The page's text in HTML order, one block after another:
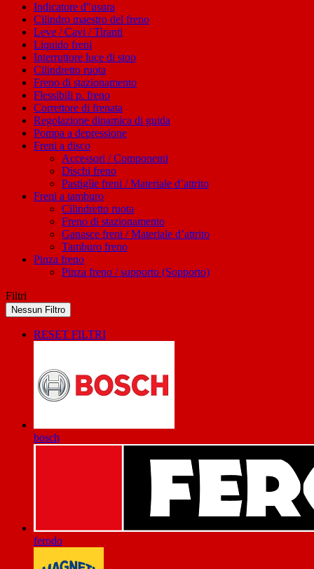
Indicatore d"usura
Cilindro maestro del freno
Leve / Cavi / Tiranti
Liquido freni
Interruttore luce di stop
Cilindretto ruota
Freno di stazionamento
Flessibili p. freno
Correttore di frenata
Regolazione dinamica di guida
Pompa a depressione
Freni a disco
Accessori / Componenti
Dischi freno
Pastiglie freni / Materiale d’attrito
Freni a tamburo
Cilindretto ruota
Freno di stazionamento
Ganasce freni / Materiale d’attrito
Tamburo freno
Pinza freno
Pinza freno / supporto (Sopporto)
Filtri
Nessun Filtro
RESET FILTRI
bosch
ferodo